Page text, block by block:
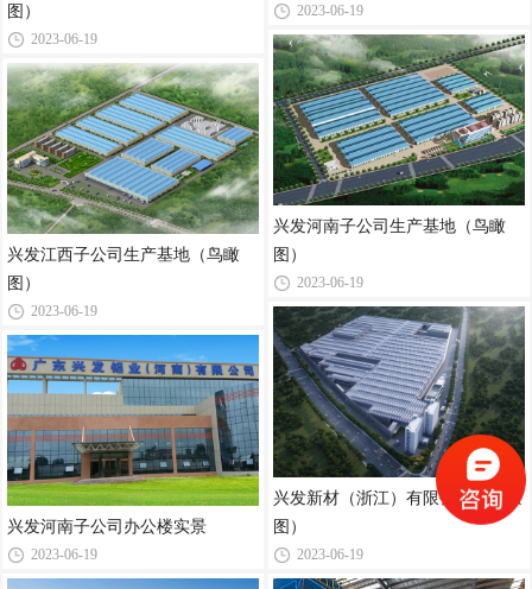
图）
2023-06-19
兴发江西子公司生产基地（鸟瞰
图）
2023-06-19
兴发河南子公司办公楼实景
2023-06-19
2023-06-19
兴发河南子公司生产基地（鸟瞰
图）
2023-06-19
兴发新材（浙江）有限公司（鸟瞰
图）
2023-06-19